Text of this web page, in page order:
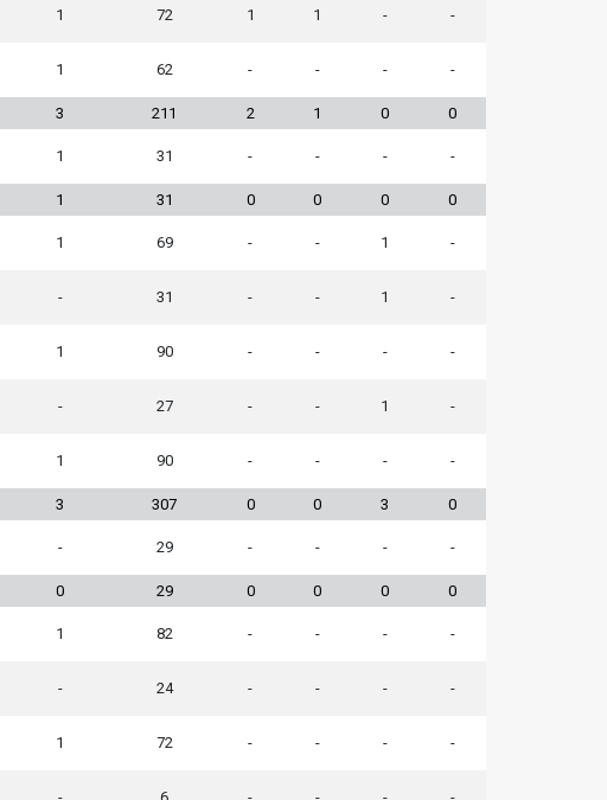
1 72 1 1 - -
1 62 - - - -
3 211 2 1 0 0
1 31 - - - -
1 31 0 0 0 0
1 69 - - 1 -
- 31 - - 1 -
1 90 - - - -
- 27 - - 1 -
1 90 - - - -
3 307 0 0 3 0
- 29 - - - -
0 29 0 0 0 0
1 82 - - - -
- 24 - - - -
1 72 - - - -